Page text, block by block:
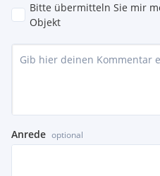
Bitte übermitteln Sie mir
Objekt
Anrede optional